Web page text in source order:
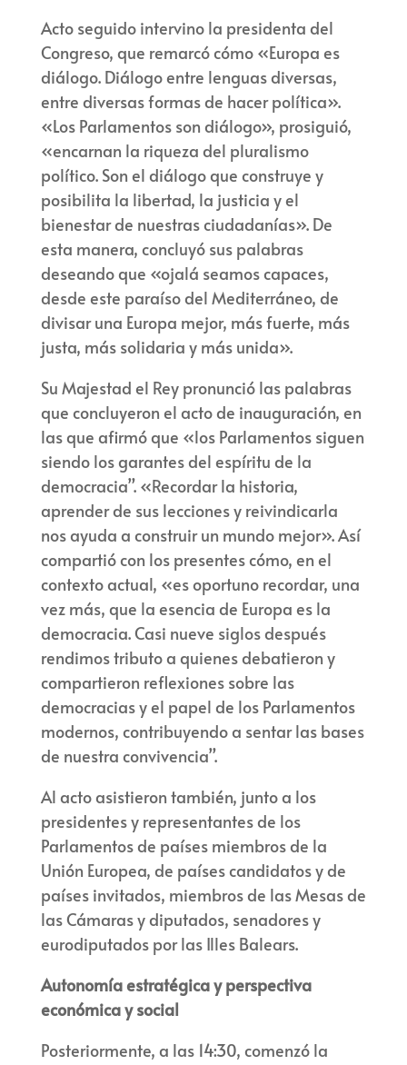
Acto seguido intervino la presidenta del
Congreso, que remarcó cómo «Europa es
diálogo. Diálogo entre lenguas diversas,
entre diversas formas de hacer política».
«Los Parlamentos son diálogo», prosiguió,
«encarnan la riqueza del pluralismo
político. Son el diálogo que construye y
posibilita la libertad, la justicia y el
bienestar de nuestras ciudadanías». De
esta manera, concluyó sus palabras
deseando que «ojalá seamos capaces,
desde este paraíso del Mediterráneo, de
divisar una Europa mejor, más fuerte, más
justa, más solidaria y más unida».
Su Majestad el Rey pronunció las palabras
que concluyeron el acto de inauguración, en
las que afirmó que «los Parlamentos siguen
siendo los garantes del espíritu de la
democracia”. «Recordar la historia,
aprender de sus lecciones y reivindicarla
nos ayuda a construir un mundo mejor». Así
compartió con los presentes cómo, en el
contexto actual, «es oportuno recordar, una
vez más, que la esencia de Europa es la
democracia. Casi nueve siglos después
rendimos tributo a quienes debatieron y
compartieron reflexiones sobre las
democracias y el papel de los Parlamentos
modernos, contribuyendo a sentar las bases
de nuestra convivencia”.
Al acto asistieron también, junto a los
presidentes y representantes de los
Parlamentos de países miembros de la
Unión Europea, de países candidatos y de
países invitados, miembros de las Mesas de
las Cámaras y diputados, senadores y
eurodiputados por las Illes Balears.
Autonomía estratégica y perspectiva
económica y social
Posteriormente, a las 14:30, comenzó la